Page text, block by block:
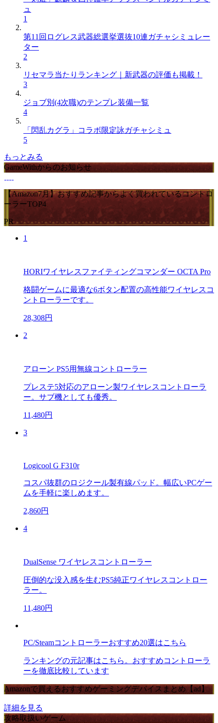
ュ
1
第11回ログレス武器総選挙選抜10連ガチャシミュレー
ター
2
リセマラ当たりランキング｜新武器の評価も掲載！
3
ジョブ別(4次職)のテンプレ装備一覧
4
「閃乱カグラ」コラボ限定詠ガチャシミュ
5
もっとみる
GameWithからのお知らせ
【Amazon7月】おすすめ記事からよく買われているコントロ
ーラーTOP4
PR
1
HORIワイヤレスファイティングコマンダー OCTA Pro
格闘ゲームに最適な6ボタン配置の高性能ワイヤレスコ
ントローラーです。
28,308円
2
アローン PS5用無線コントローラー
プレステ5対応のアローン製ワイヤレスコントローラ
ー。サブ機としても優秀。
11,480円
3
Logicool G F310r
コスパ抜群のロジクール製有線パッド。幅広いPCゲー
ムを手軽に楽しめます。
2,860円
4
DualSense ワイヤレスコントローラー
圧倒的な没入感を生むPS5純正ワイヤレスコントロー
ラー。
11,480円
PC/Steamコントローラーおすすめ20選はこちら
ランキングの元記事はこちら。おすすめコントローラ
ーを徹底比較しています
Amazonで買えるおすすめゲーミングデバイスまとめ【ad】
詳細を見る
攻略取扱いゲーム